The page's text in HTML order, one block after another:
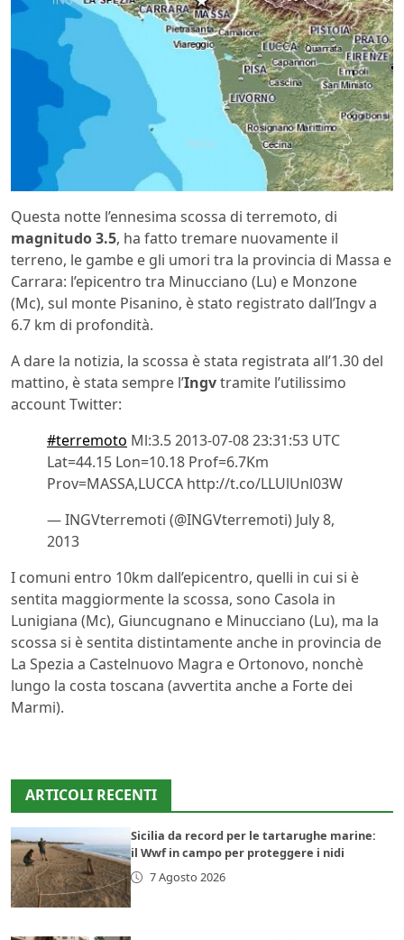
Questa notte l’ennesima scossa di terremoto, di
magnitudo 3.5, ha fatto tremare nuovamente il
terreno, le gambe e gli umori tra la provincia di Massa e
Carrara: l’epicentro tra Minucciano (Lu) e Monzone
(Mc), sul monte Pisanino, è stato registrato dall’Ingv a
6.7 km di profondità.
A dare la notizia, la scossa è stata registrata all’1.30 del
mattino, è stata sempre l’Ingvtramite l’utilissimo
account Twitter:
#terremoto Ml:3.5 2013-07-08 23:31:53 UTC
Lat=44.15 Lon=10.18 Prof=6.7Km
Prov=MASSA,LUCCA http://t.co/LLUlUnl03W
— INGVterremoti (@INGVterremoti) July 8,
2013
I comuni entro 10km dall’epicentro, quelli in cui si è
sentita maggiormente la scossa, sono Casola in
Lunigiana (Mc), Giuncugnano e Minucciano (Lu), ma la
scossa si è sentita distintamente anche in provincia de
La Spezia a Castelnuovo Magra e Ortonovo, nonchè
lungo la costa toscana (avvertita anche a Forte dei
Marmi).
ARTICOLI RECENTI
Sicilia da record per le tartarughe marine:
il Wwf in campo per proteggere i nidi
7 Agosto 2026